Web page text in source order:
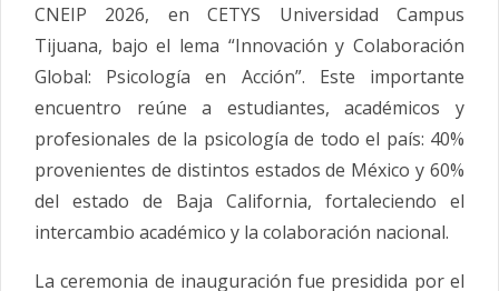
CNEIP 2026, en CETYS Universidad Campus
Tijuana, bajo el lema “Innovación y Colaboración
Global: Psicología en Acción”. Este importante
encuentro reúne a estudiantes, académicos y
profesionales de la psicología de todo el país: 40%
provenientes de distintos estados de México y 60%
del estado de Baja California, fortaleciendo el
intercambio académico y la colaboración nacional.
La ceremonia de inauguración fue presidida por el